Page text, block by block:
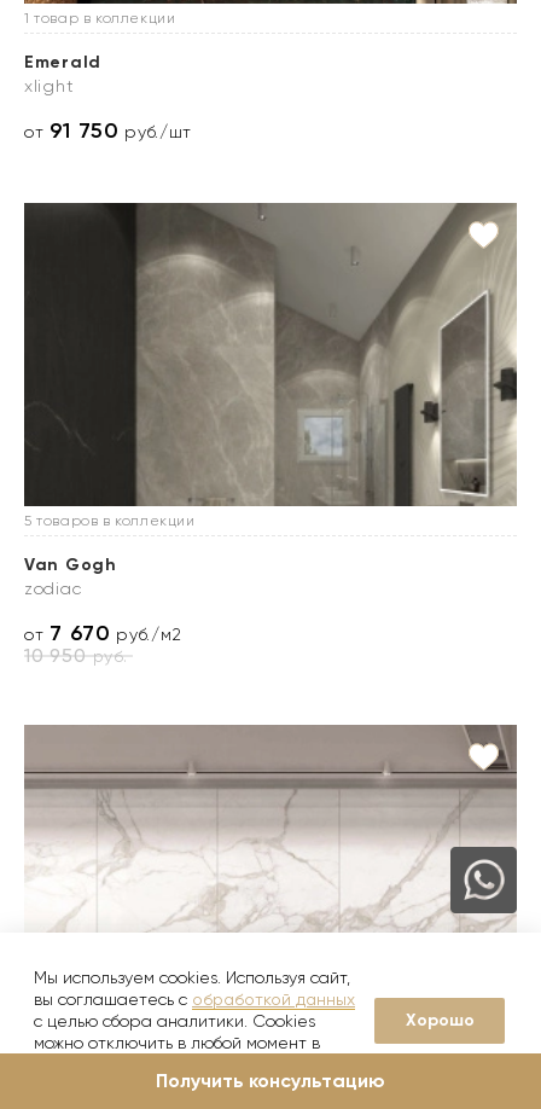
1 товар в коллекции
Emerald
xlight
от 91 750 руб./шт
5 товаров в коллекции
Van Gogh
zodiac
от 7 670 руб./м2
10 950руб.
5 товаров в коллекции
Calacatta Bianco
Мы используем cookies. Используя сайт,
вы соглашаетесь с обработкой данных
с целью сбора аналитики. Cookies
можно отключить в любой момент в
Хорошо
Получить консультацию